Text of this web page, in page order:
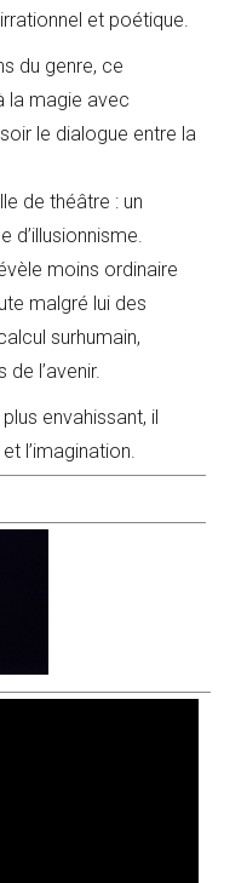
et poétique.
du genre, ce
la magie avec
le dialogue entre la
de théâtre : un
d’illusionnisme.
moins ordinaire
malgré lui des
surhumain,
l’avenir.
envahissant, il
l’imagination.